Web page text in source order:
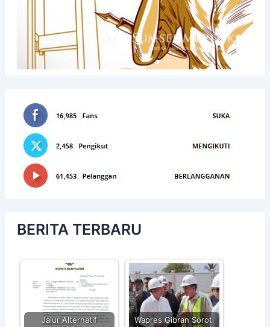
BERITA TERBARU
Jalur Alternatif
Wapres Gibran Soroti